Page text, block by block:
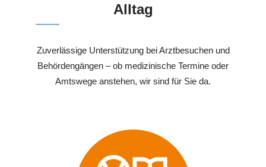
Alltag
Zuverlässige Unterstützung bei Arztbesuchen und
Behördengängen – ob medizinische Termine oder
Amtswege anstehen, wir sind für Sie da.